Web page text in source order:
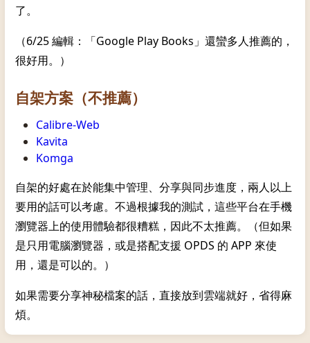
了。
（6/25 編輯：「Google Play Books」還蠻多人推薦的，
很好用。）
自架方案（不推薦）
Calibre-Web
Kavita
Komga
自架的好處在於能集中管理、分享與同步進度，兩人以上
要用的話可以考慮。不過根據我的測試，這些平台在手機
瀏覽器上的使用體驗都很糟糕，因此不太推薦。（但如果
是只用電腦瀏覽器，或是搭配支援 OPDS 的 APP 來使
用，還是可以的。）
如果需要分享神秘檔案的話，直接放到雲端就好，省得麻
煩。